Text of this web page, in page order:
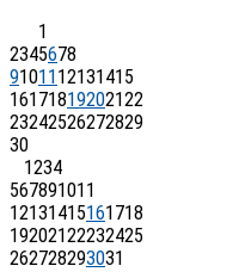
1
2345678
91011 12131415
16171819202122
23242526272829
30
1234
567891011
12131415161718
19202122232425
262728293031